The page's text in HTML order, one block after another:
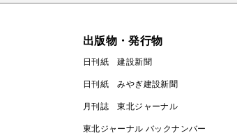
出版物・発行物
日刊紙 建設新聞
日刊紙 みやぎ建設新聞
月刊誌 東北ジャーナル
東北ジャーナル バックナンバー